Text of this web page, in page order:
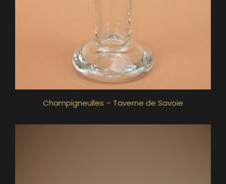
Champigneulles – Taverne de Savoie